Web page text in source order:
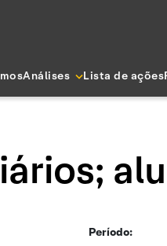
Análises Lista de ações
Período: